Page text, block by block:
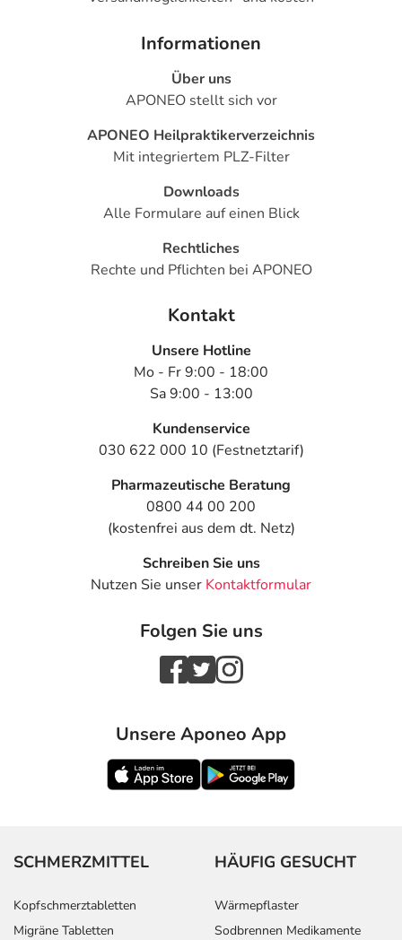
Informationen
Über uns
APONEO stellt sich vor
APONEO Heilpraktikerverzeichnis
Mit integriertem PLZ-Filter
Downloads
Alle Formulare auf einen Blick
Rechtliches
Rechte und Pflichten bei APONEO
Kontakt
Unsere Hotline
Mo - Fr 9:00 - 18:00
Sa 9:00 - 13:00
Kundenservice
030 622 000 10 (Festnetztarif)
Pharmazeutische Beratung
0800 44 00 200
(kostenfrei aus dem dt. Netz)
Schreiben Sie uns
Nutzen Sie unser Kontaktformular
Folgen Sie uns
Unsere Aponeo App
SCHMERZMITTEL
Kopfschmerztabletten
Migräne Tabletten
HÄUFIG GESUCHT
Wärmepflaster
Sodbrennen Medikamente